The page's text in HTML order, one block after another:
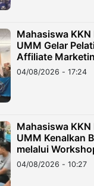
Mahasiswa
UMM Gelar
Affiliate
Migran
04/08/2026 - 17:24
Mahasiswa
UMM Kenalkan
melalui
di Taiwan
04/08/2026 - 10:27